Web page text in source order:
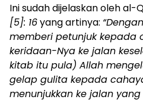
Ini sudah dijelaskan oleh al-
[5]: 16yang artinya:
memberi petunjuk kepada
keridaan-Nya ke jalan
kitab itu pula) Allah
gelap gulita kepada
menunjukkan ke jalan yang